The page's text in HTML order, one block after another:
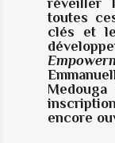
toutes
clés et
encore